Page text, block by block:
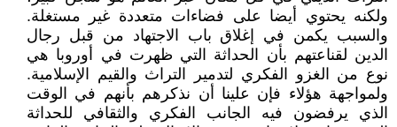
ولكنه يحتوي أيضا على فضاءات متعددة غير مستغلة.
والسبب يكمن في إغلاق باب الاجتهاد من قبل رجال
الدين لقناعتهم بأن الحداثة التي ظهرت في أوروبا هي
نوع من الغزو الفكري لتدمير التراث والقيم الإسلامية.
ولمواجهة هؤلاء فإن علينا أن نذكرهم بأنهم في الوقت
الذي يرفضون فيه الجانب الفكري والثقافي للحداثة